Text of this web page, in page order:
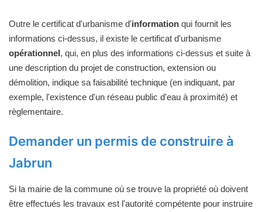
Outre le certificat d'urbanisme d'information qui fournit les
informations ci-dessus, il existe le certificat d'urbanisme
opérationnel, qui, en plus des informations ci-dessus et suite à
une description du projet de construction, extension ou
démolition, indique sa faisabilité technique (en indiquant, par
exemple, l'existence d'un réseau public d'eau à proximité) et
règlementaire.
Demander un permis de construire à
Jabrun
Si la mairie de la commune où se trouve la propriété où doivent
être effectués les travaux est l'autorité compétente pour instruire